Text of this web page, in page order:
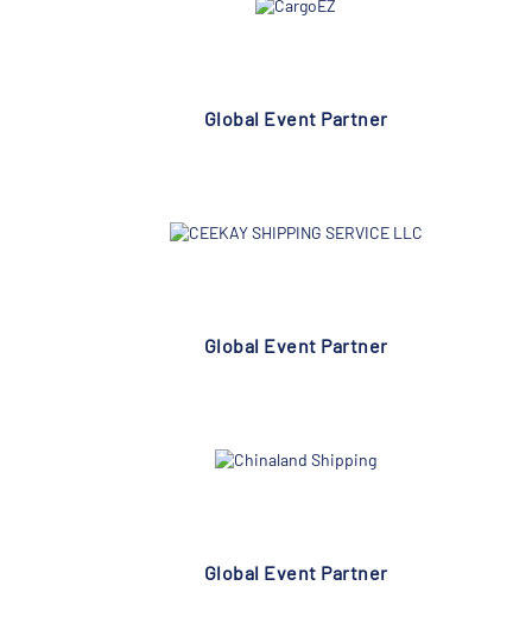
Global Event Partner
Global Event Partner
Global Event Partner